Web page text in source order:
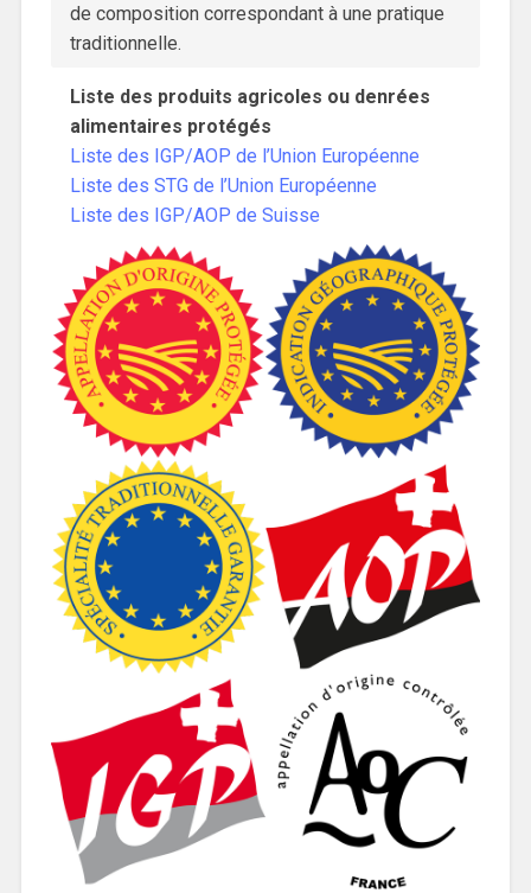
de composition correspondant à une pratique
traditionnelle.
Liste des produits agricoles ou denrées
alimentaires protégés
Liste des IGP/AOP de l’Union Européenne
Liste des STG de l’Union Européenne
Liste des IGP/AOP de Suisse